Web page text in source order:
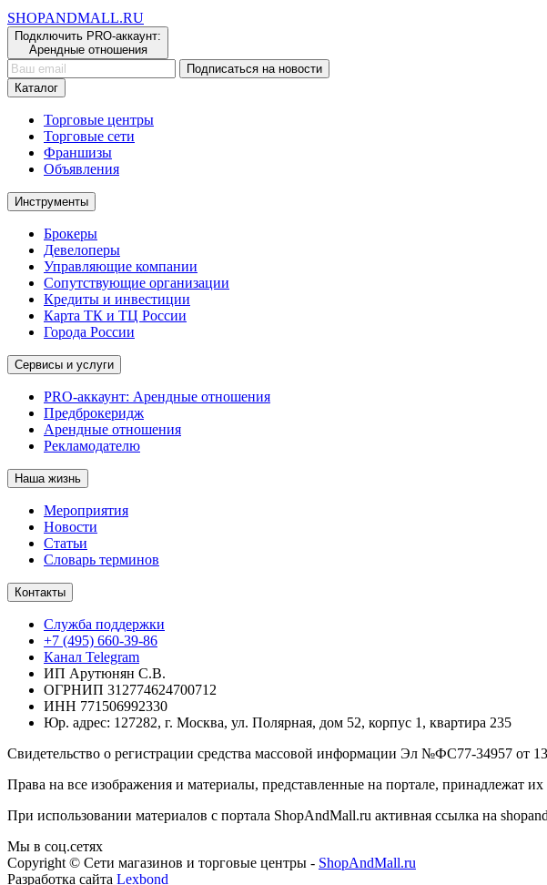
SHOPANDMALL.RU
Подключить PRO-аккаунт:
Арендные отношения
Подписаться на новости
Каталог
Торговые центры
Торговые сети
Франшизы
Объявления
Инструменты
Брокеры
Девелоперы
Управляющие компании
Сопутствующие организации
Кредиты и инвестиции
Карта ТК и ТЦ России
Города России
Сервисы и услуги
PRO-аккаунт: Арендные отношения
Предброкеридж
Арендные отношения
Рекламодателю
Наша жизнь
Мероприятия
Новости
Статьи
Словарь терминов
Контакты
Служба поддержки
+7 (495) 660-39-86
Канал Telegram
ИП Арутюнян С.В.
ОГРНИП 312774624700712
ИНН 771506992330
Юр. адрес: 127282, г. Москва, ул. Полярная, дом 52, корпус 1, квартира 235
Свидетельство о регистрации средства массовой информации Эл №ФС77-34957 от
Права на все изображения и материалы, представленные на портале, принадлежат их
При использовании материалов с портала ShopAndMall.ru активная ссылка на
Мы в соц.сетях
Copyright © Сети магазинов и торговые центры - ShopAndMall.ru
Разработка сайта Lexbond